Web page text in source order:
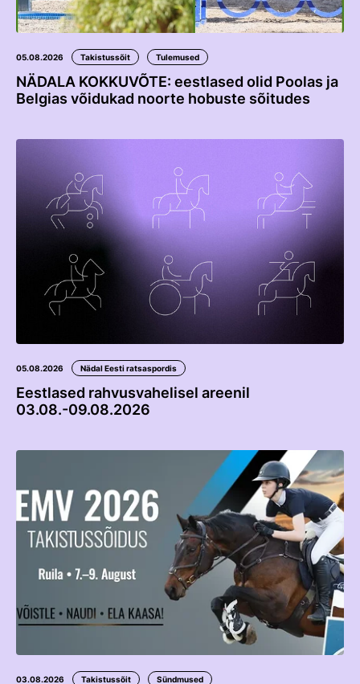
Edetabelid
Ametnikud
Koolitused
Välisvõistlustel Osaleja Meelespea
05.08.2026 Takistussõit Tulemused
NÄDALA KOKKUVÕTE: eestlased olid Poolas ja
Belgias võidukad noorte hobuste sõitudes
05.08.2026 Nädal Eesti ratsaspordis
Eestlased rahvusvahelisel areenil
03.08.-09.08.2026
03.08.2026 Takistussõit Sündmused